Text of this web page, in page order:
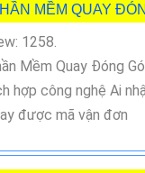
MỀM QUAY
1258.
Mềm Quay Đóng
hợp công nghệ Ai
được mã vận đơn